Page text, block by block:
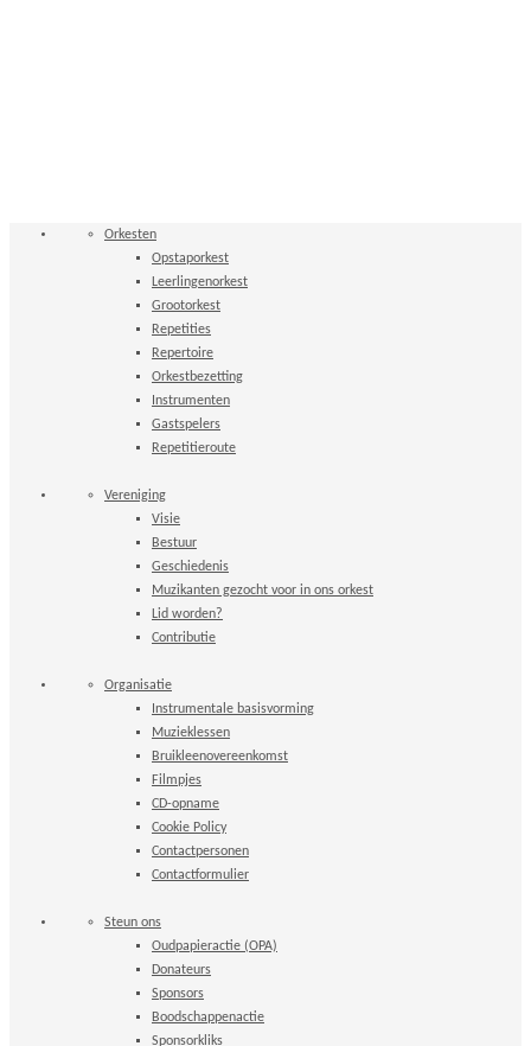
Bestuur
Geschiedenis
Muzikanten gezocht voor in ons orkest
Contributie
Muzieklessen
Filmpjes
CD-opname
Cookie Policy
Contactpersonen
Oudpapieractie (OPA)
Donateurs
Sponsors
Sponsorkliks
Orkesten
Copyright 2026 © Eensgezindheid Heiloo
Mogelijk gemaakt door